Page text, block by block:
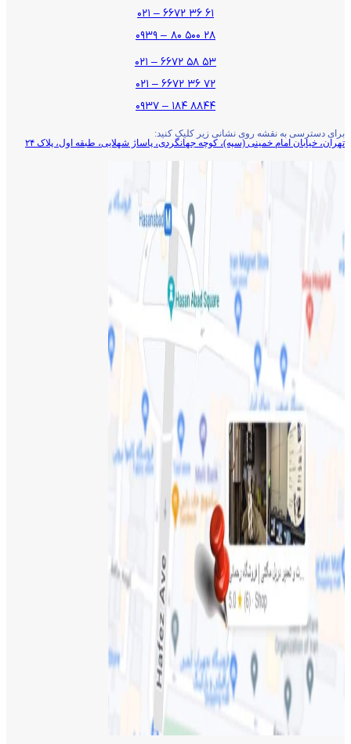
۶۱ ۳۶ ۶۶۷۲ – ۰۲۱
۲۸ ۵۰۰ ۸۰ – ۰۹۳۹
۵۳ ۵۸ ۶۶۷۲ – ۰۲۱
۷۲ ۳۶ ۶۶۷۲ – ۰۲۱
۸۸۴۴ ۱۸۴ – ۰۹۳۷
برای دسترسی به نقشه روی نشانی زیر کلیک کنید:
تهران، خیابان امام خمینی (سپه)، کوچه جهانگردی،‌ پاساژ شهلایی، طبقه اول، پلاک ۲۴